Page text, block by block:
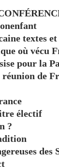
textes et
où vécu
pour la
réunion de
électif
?
des